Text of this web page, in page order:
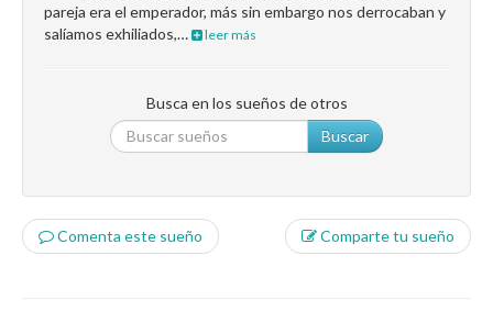
pareja era el emperador, más sin embargo nos derrocaban y
salíamos exhiliados,…
leer más
Busca en los sueños de otros
Buscar
Comenta este sueño Comparte tu sueño